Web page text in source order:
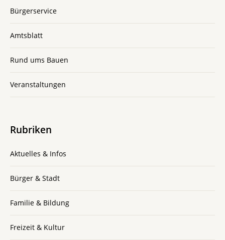
Bürgerservice
Amtsblatt
Rund ums Bauen
Veranstaltungen
Rubriken
Aktuelles & Infos
Bürger & Stadt
Familie & Bildung
Freizeit & Kultur